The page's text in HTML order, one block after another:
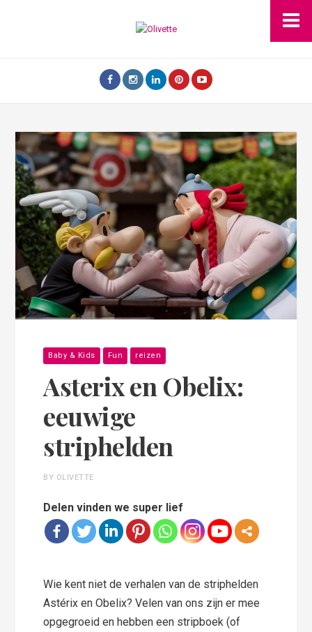
Baby & Kids Fun reizen
Asterix en Obelix:
eeuwige
striphelden
BY OLIVETTE
Delen vinden we super lief
Wie kent niet de verhalen van de striphelden
Astérix en Obelix? Velen van ons zijn er mee
opgegroeid en hebben een stripboek (of